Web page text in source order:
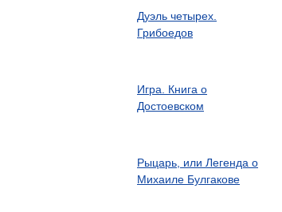
Дуэль четырех.
Грибоедов
Игра. Книга о
Достоевском
Рыцарь, или Легенда о
Михаиле Булгакове